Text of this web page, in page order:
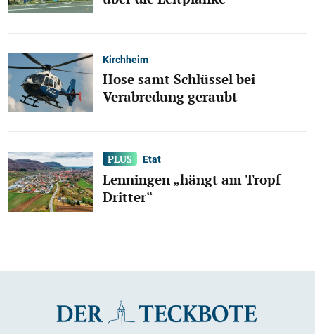
Kirchheim
Hose samt Schlüssel bei
Verabredung geraubt
Etat
Lenningen „hängt am Tropf
Dritter“